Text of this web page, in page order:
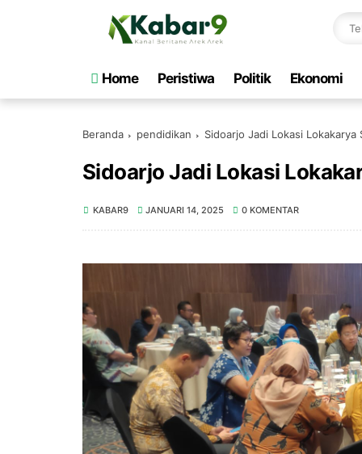
Home Peristiwa Politik Ekonomi
Beranda pendidikan Sidoarjo Jadi Lokasi Lokakarya
Sidoarjo Jadi Lokasi
KABAR9 JANUARI 14, 2025 0 KOMENTAR